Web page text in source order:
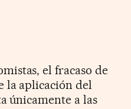
el fracaso de
la aplicación del
únicamente a las